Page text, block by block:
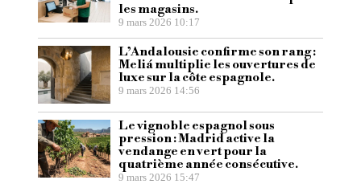
les magasins.
9 mars 2026 10:17
L’Andalousie confirme son rang :
Meliá multiplie les ouvertures de
luxe sur la côte espagnole.
9 mars 2026 14:56
Le vignoble espagnol sous
pression : Madrid active la
vendange en vert pour la
quatrième année consécutive.
9 mars 2026 15:47